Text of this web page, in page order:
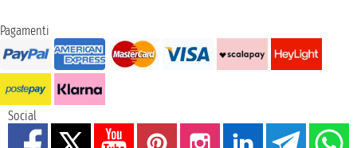
Pagamenti
Social